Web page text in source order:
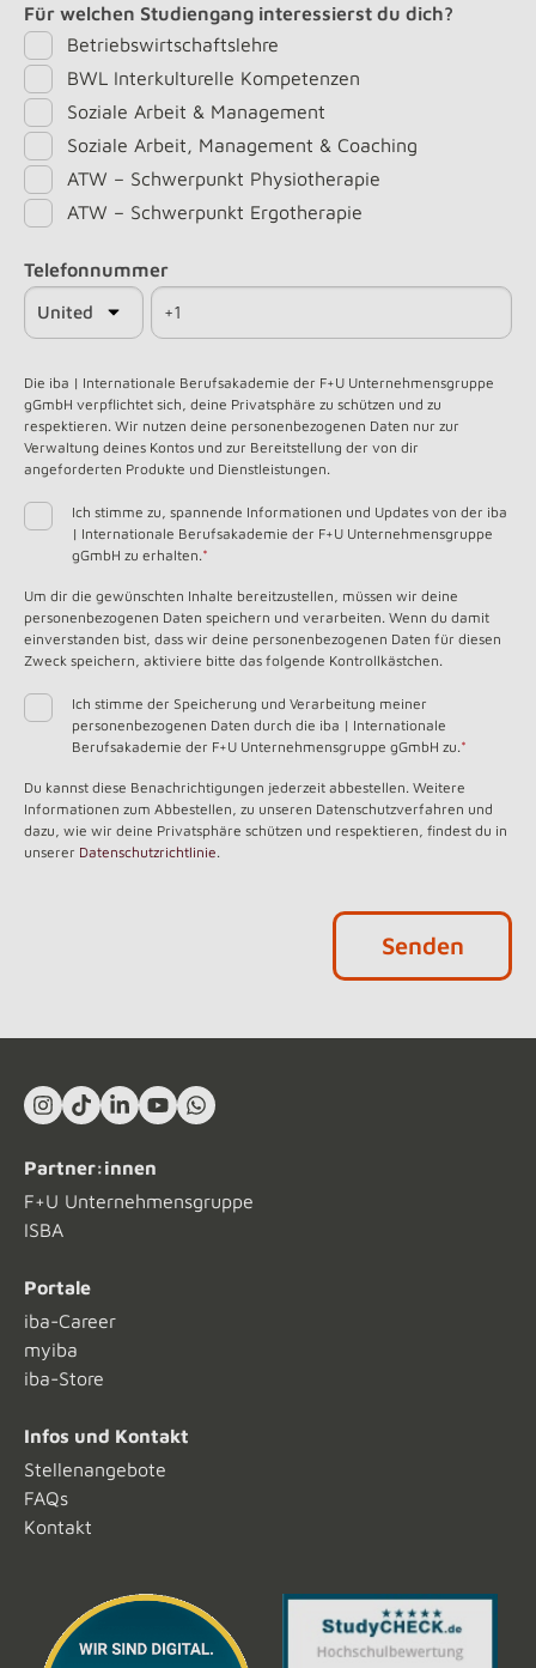
Für welchen Studiengang interessierst du dich?
Betriebswirtschaftslehre
BWL Interkulturelle Kompetenzen
Soziale Arbeit & Management
Soziale Arbeit, Management & Coaching
ATW – Schwerpunkt Physiotherapie
ATW – Schwerpunkt Ergotherapie
Telefonnummer
Die iba | Internationale Berufsakademie der F+U Unternehmensgruppe
gGmbH verpflichtet sich, deine Privatsphäre zu schützen und zu
respektieren. Wir nutzen deine personenbezogenen Daten nur zur
Verwaltung deines Kontos und zur Bereitstellung der von dir
angeforderten Produkte und Dienstleistungen.
Ich stimme zu, spannende Informationen und Updates von der iba
| Internationale Berufsakademie der F+U Unternehmensgruppe
gGmbH zu erhalten.*
Um dir die gewünschten Inhalte bereitzustellen, müssen wir deine
personenbezogenen Daten speichern und verarbeiten. Wenn du damit
einverstanden bist, dass wir deine personenbezogenen Daten für diesen
Zweck speichern, aktiviere bitte das folgende Kontrollkästchen.
Ich stimme der Speicherung und Verarbeitung meiner
personenbezogenen Daten durch die iba | Internationale
Berufsakademie der F+U Unternehmensgruppe gGmbH zu.*
Du kannst diese Benachrichtigungen jederzeit abbestellen. Weitere
Informationen zum Abbestellen, zu unseren Datenschutzverfahren und
dazu, wie wir deine Privatsphäre schützen und respektieren, findest du in
unserer Datenschutzrichtlinie.
Instagram
TikTokLinkedIn In
YouTubeWhat's App
Partner:innen
F+U Unternehmensgruppe
ISBA
Portale
iba-Career
myiba
iba-Store
Infos und Kontakt
Stellenangebote
FAQs
Kontakt